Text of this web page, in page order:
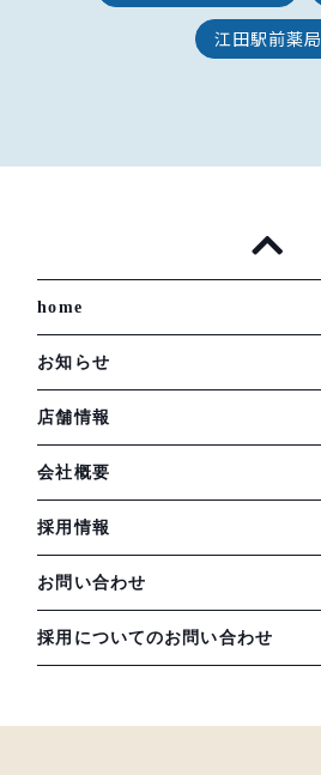
江田駅前薬局
home
お知らせ
店舗情報
会社概要
採用情報
お問い合わせ
採用についてのお問い合わせ